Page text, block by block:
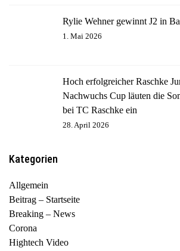
Rylie Wehner gewinnt J2 in
1. Mai 2026
Hoch erfolgreicher Raschke
Nachwuchs Cup läuten die
bei TC Raschke ein
28. April 2026
Kategorien
Allgemein
Beitrag – Startseite
Breaking – News
Corona
Hightech Video